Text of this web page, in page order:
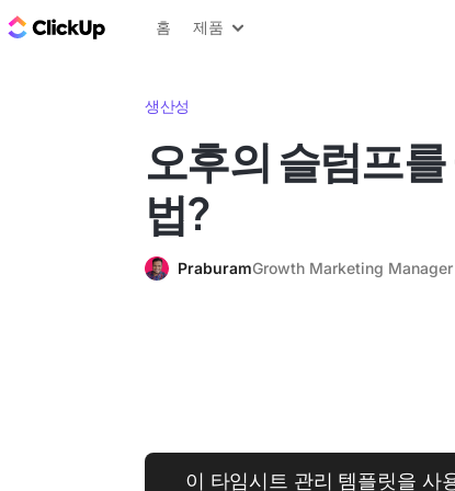
ClickUp 블로그
홈 제품
생산성
오후의 슬럼프
법?
PraburamGrowth Marketing Manager
이 타임시트 관리 템플릿을 사